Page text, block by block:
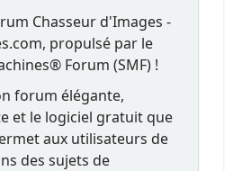
Chasseur d'Images -
propulsé par le
Forum (SMF) !
forum élégante,
et le logiciel gratuit que
aux utilisateurs de
des sujets de